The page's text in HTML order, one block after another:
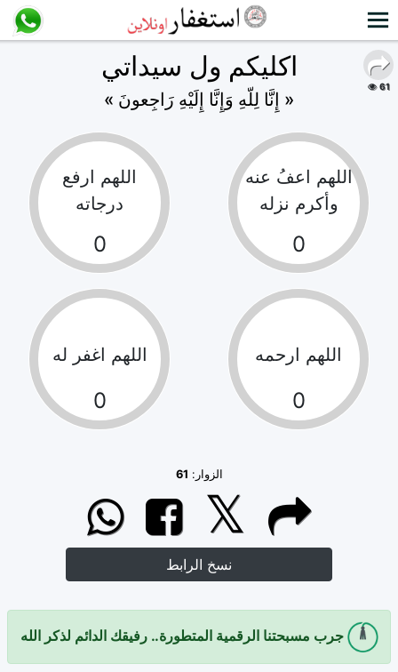
اكليكم ول سيداتي
« إِنَّا لِلّهِ وَإِنَّا إِلَيْهِ رَاجِعونَ »
اللهم ارفع
درجاته
0
اللهم اعفُ عنه
وأكرم نزله
0
اللهم اغفر له
0
اللهم ارحمه
0
الزوار: 61
نسخ الرابط
61
جرب مسبحتنا الرقمية المتطورة.. رفيقك الدائم لذكر الله